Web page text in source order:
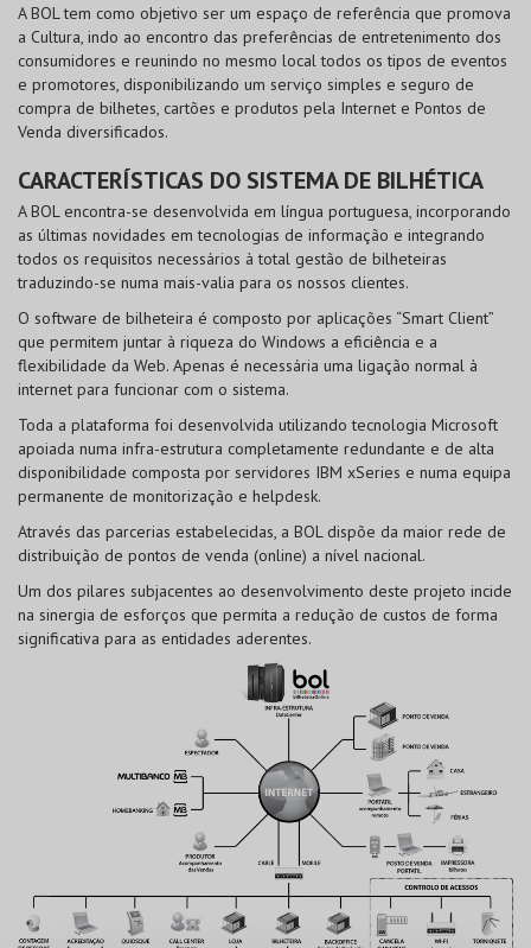
A BOL tem como objetivo ser um espaço de referência que promova
a Cultura, indo ao encontro das preferências de entretenimento dos
consumidores e reunindo no mesmo local todos os tipos de eventos
e promotores, disponibilizando um serviço simples e seguro de
compra de bilhetes, cartões e produtos pela Internet e Pontos de
Venda diversificados.
CARACTERÍSTICAS DO SISTEMA DE BILHÉTICA
A BOL encontra-se desenvolvida em língua portuguesa, incorporando
as últimas novidades em tecnologias de informação e integrando
todos os requisitos necessários à total gestão de bilheteiras
traduzindo-se numa mais-valia para os nossos clientes.
O software de bilheteira é composto por aplicações “Smart Client”
que permitem juntar à riqueza do Windows a eficiência e a
flexibilidade da Web. Apenas é necessária uma ligação normal à
internet para funcionar com o sistema.
Toda a plataforma foi desenvolvida utilizando tecnologia Microsoft
apoiada numa infra-estrutura completamente redundante e de alta
disponibilidade composta por servidores IBM xSeries e numa equipa
permanente de monitorização e helpdesk.
Através das parcerias estabelecidas, a BOL dispõe da maior rede de
distribuição de pontos de venda (online) a nível nacional.
Um dos pilares subjacentes ao desenvolvimento deste projeto incide
na sinergia de esforços que permita a redução de custos de forma
significativa para as entidades aderentes.